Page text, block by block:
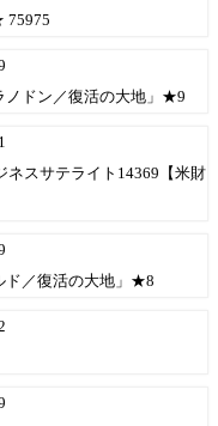
75975
ノドン／復活の大地」★9
ネスサテライト14369【米財
ド／復活の大地」★8